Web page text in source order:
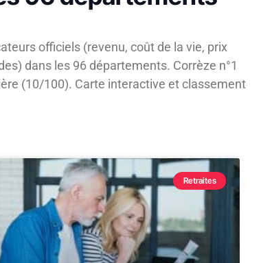
officiels (revenu, coût de la vie, prix
dans les 96 départements. Corrèze n°1
(10/100). Carte interactive et classement
Retraites